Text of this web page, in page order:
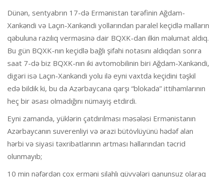
Dünən, sentyabrın 17-də Ermənistan tərəfinin Ağdam-
Xankəndi və Laçın-Xankəndi yollarından paralel keçidlə malların
qəbuluna razılıq verməsinə dair BQXK-dan ilkin məlumat aldıq.
Bu gün BQXK-nın keçidlə bağlı şifahi notasını aldıqdan sonra
saat 7-də biz BQXK-nın iki avtomobilinin biri Ağdam-Xankəndi,
digəri isə Laçın-Xankəndi yolu ilə eyni vaxtda keçidini təşkil
edə bildik ki, bu da Azərbaycana qarşı “blokada” ittihamlarının
heç bir əsası olmadığını nümayiş etdirdi.
Eyni zamanda, yüklərin çatdırılması məsələsi Ermənistanın
Azərbaycanın suverenliyi və ərazi bütövlüyünü hədəf alan
hərbi və siyasi təxribatlarının artması hallarından təcrid
olunmayıb;
10 min nəfərdən çox erməni silahlı qüvvələri qanunsuz olaraq